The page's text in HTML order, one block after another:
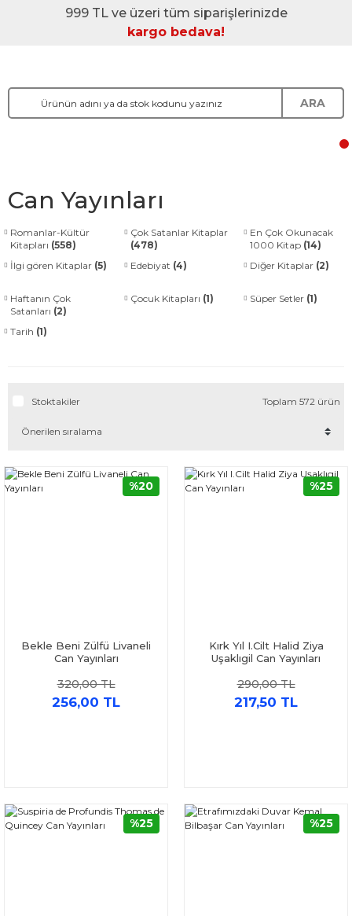
999 TL ve üzeri tüm siparişlerinizde
kargo bedava!
ARA
Can Yayınları
Romanlar-Kültür
Kitapları (558)
Çok Satanlar Kitaplar
(478)
En Çok Okunacak
1000 Kitap (14)
İlgi gören Kitaplar (5) Edebiyat (4) Diğer Kitaplar (2)
Haftanın Çok
Satanları (2)
Çocuk Kitapları (1) Süper Setler (1)
Tarih (1)
Stoktakiler Toplam 572 ürün
Bekle Beni Zülfü Livaneli
Can Yayınları
320,00 TL
256,00 TL
%20
Kırk Yıl I.Cilt Halid Ziya
Uşaklıgil Can Yayınları
290,00 TL
217,50 TL
%25
%25 %25